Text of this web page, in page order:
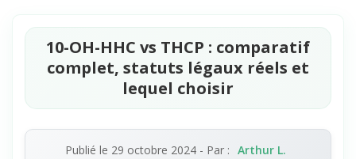
10-OH-HHC vs THCP : comparatif
complet, statuts légaux réels et
lequel choisir
Publié le 29 octobre 2024 - Par : Arthur L.